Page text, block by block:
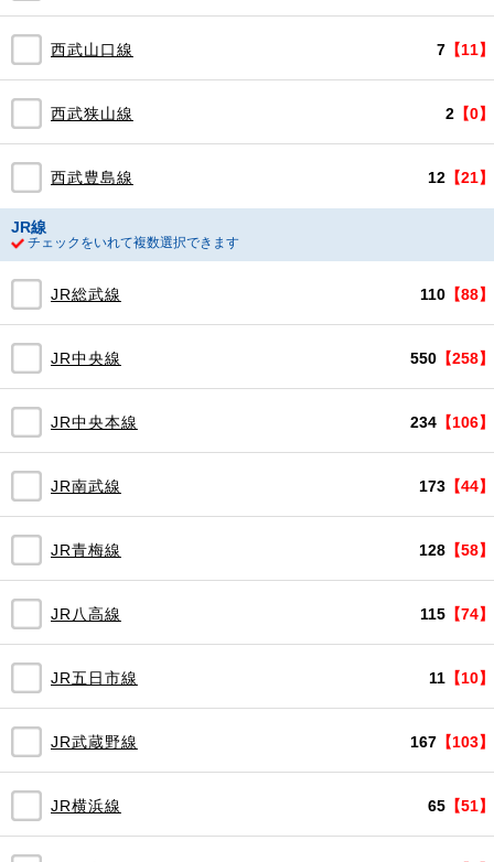
西武山口線 【11】
7
西武狭山線 【0】
2
西武豊島線 【21】
12
JR線
チェックをいれて複数選択できます
JR総武線 【88】
110
JR中央線 【258】
550
JR中央本線 【106】
234
JR南武線 【44】
173
JR青梅線 【58】
128
JR八高線 【74】
115
JR五日市線 【10】
11
JR武蔵野線 【103】
167
JR横浜線 【51】
65